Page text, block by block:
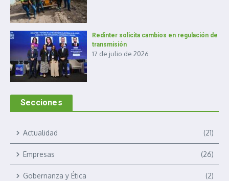
Redinter solicita cambios en regulación de
transmisión
17 de julio de 2026
Secciones
Actualidad (21)
Empresas (26)
Gobernanza y Ética (2)